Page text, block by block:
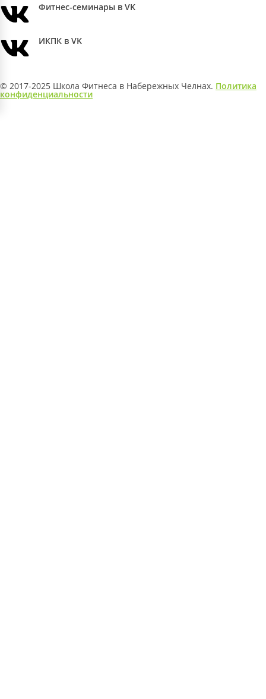
Фитнес-семинары в VK
ИКПК в VK
© 2017-2025 Школа Фитнеса в Набережных Челнах. Политика
конфиденциальности